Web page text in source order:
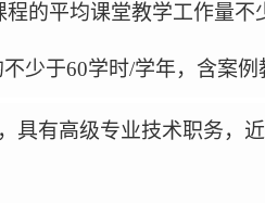
程的平均课堂教学工作量不
少于60学时/学年，含案
具有高级专业技术职务，近